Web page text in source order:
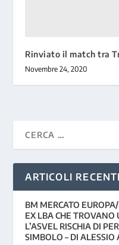
Rinviato il match tra
Novembre 24, 2020
ARTICOLI RECENTI
BM MERCATO
EX LBA CHE
L’ASVEL RISCHIA DI
SIMBOLO – DI ALESSIO